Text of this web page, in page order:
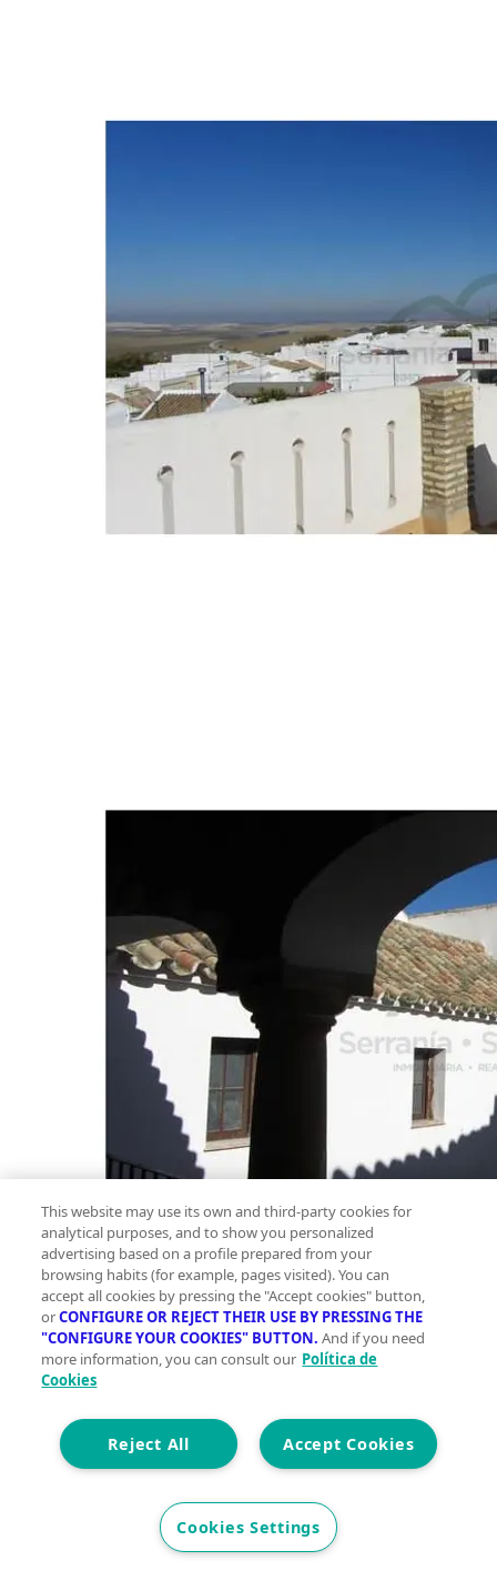
This website may use its own and third-party cookies for
analytical purposes, and to show you personalized
advertising based on a profile prepared from your
browsing habits (for example, pages visited). You can
accept all cookies by pressing the "Accept cookies" button,
orCONFIGURE OR REJECT THEIR USE BY PRESSING THE
"CONFIGURE YOUR COOKIES" BUTTON. And if you need
more information, you can consult our Política de
Cookies
Accept Cookies
Reject All
Cookies Settings